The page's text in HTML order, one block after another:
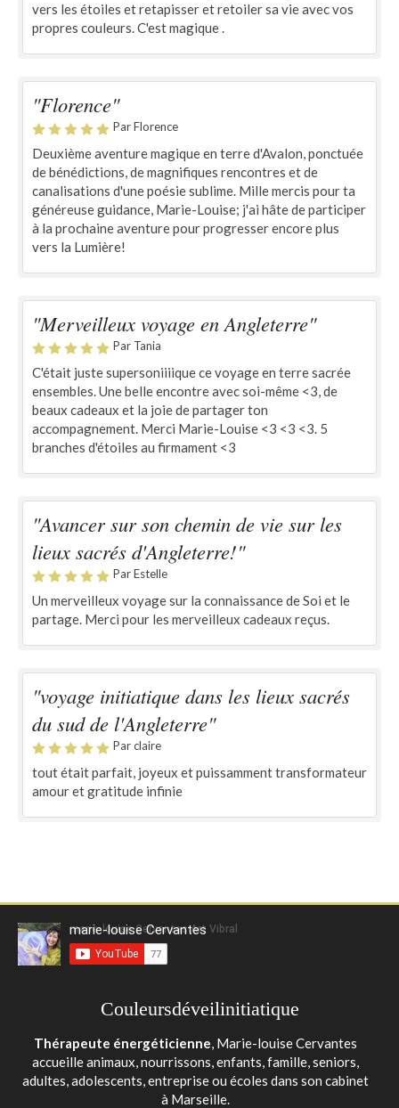
vers les étoiles et retapisser et retoiler sa vie avec vos
propres couleurs. C'est magique .
"Florence"
Par Florence
Deuxième aventure magique en terre d'Avalon, ponctuée
de bénédictions, de magnifiques rencontres et de
canalisations d'une poésie sublime. Mille mercis pour ta
généreuse guidance, Marie-Louise; j'ai hâte de participer
à la prochaine aventure pour progresser encore plus
vers la Lumière!
"Merveilleux voyage en Angleterre"
Par Tania
C'était juste supersoniiiique ce voyage en terre sacrée
ensembles. Une belle encontre avec soi-même <3, de
beaux cadeaux et la joie de partager ton
accompagnement. Merci Marie-Louise <3 <3 <3. 5
branches d'étoiles au firmament <3
"Avancer sur son chemin de vie sur les
lieux sacrés d'Angleterre!"
Par Estelle
Un merveilleux voyage sur la connaissance de Soi et le
partage. Merci pour les merveilleux cadeaux reçus.
"voyage initiatique dans les lieux sacrés
du sud de l'Angleterre"
Par claire
tout était parfait, joyeux et puissamment transformateur
amour et gratitude infinie
marie-louise Cervantes
Couleursdéveilinitiatique
Thérapeute énergéticienne, Marie-louise Cervantes
accueille animaux, nourrissons, enfants, famille, seniors,
adultes, adolescents, entreprise ou écoles dans son cabinet
à Marseille.